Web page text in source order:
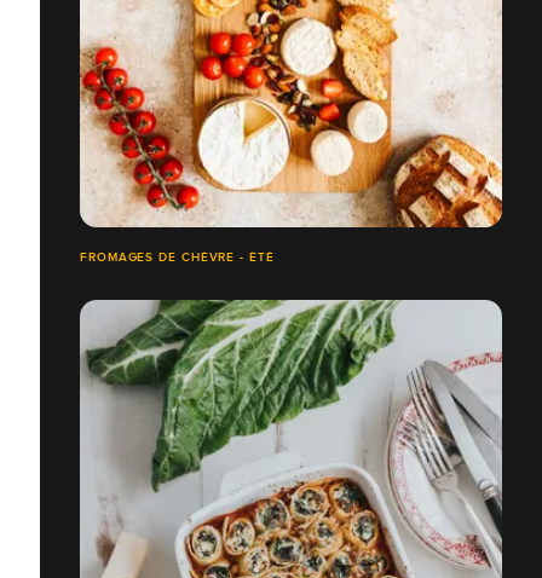
FROMAGES DE CHÈVRE - ÉTÉ